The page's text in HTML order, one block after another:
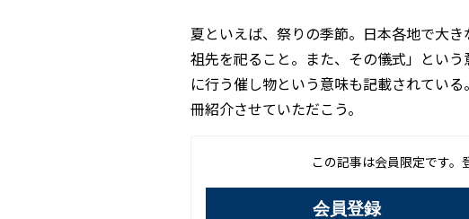
夏といえば、祭りの季節。日本各地で大
祖先を祀ること。また、その儀式」とい
に行う催し物という意味も記載されてい
冊紹介させていただこう。
この記事は会員限定です。
会員登録